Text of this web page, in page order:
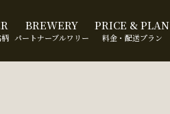
BREWERY
パートナーブルワリー
PRICE & PLAN
料金・配送プラン